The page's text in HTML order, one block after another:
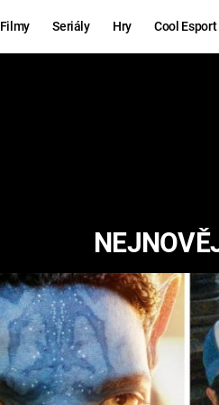
Filmy Seriály Hry Cool Esport
RYCHLE A
ZBĚSILE 10
PREDÁTOR